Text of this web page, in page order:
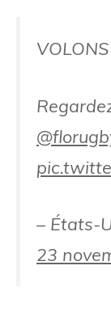
VOLONS
– États-
23